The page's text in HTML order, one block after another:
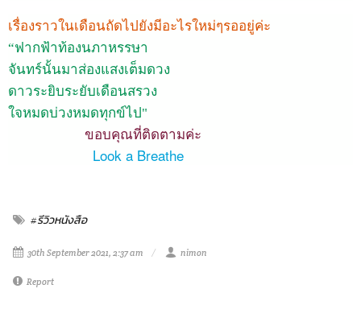
เรื่องราวในเดือนถัดไปยังมีอะไรใหม่ๆรออยู่ค่ะ
“ฟากฟ้าท้องนภาหรรษา
จันทร์นั้นมาส่องแสงเต็มดวง
ดาวระยิบระยับเดือนสรวง
ใจหมดบ่วงหมดทุกข์ไป"
ขอบคุณที่ติดตามค่ะ
Look a Breathe
#รีวิวหนังสือ
30th September 2021, 2:37 am nimon
Report